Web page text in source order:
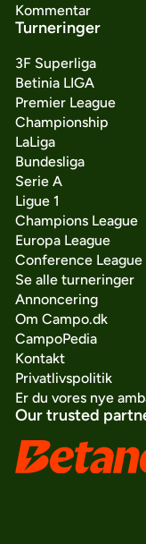
Kommentar
Turneringer
3F Superliga
Betinia LIGA
Premier League
Championship
LaLiga
Bundesliga
Serie A
Ligue 1
Champions League
Europa League
Conference League
Se alle turneringer
Annoncering
Om Campo.dk
CampoPedia
Kontakt
Privatlivspolitik
Er du vores nye
Our trusted